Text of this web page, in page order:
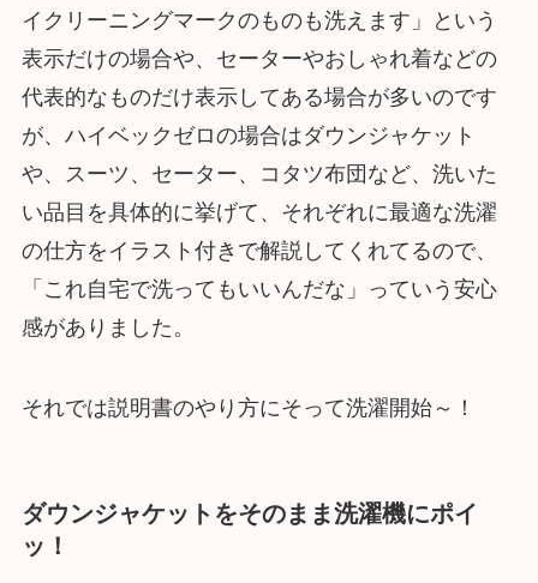
イクリーニングマークのものも洗えます」という
表示だけの場合や、セーターやおしゃれ着などの
代表的なものだけ表示してある場合が多いのです
が、ハイベックゼロの場合はダウンジャケット
や、スーツ、セーター、コタツ布団など、洗いた
い品目を具体的に挙げて、それぞれに最適な洗濯
の仕方をイラスト付きで解説してくれてるので、
「これ自宅で洗ってもいいんだな」っていう安心
感がありました。
それでは説明書のやり方にそって洗濯開始～！
ダウンジャケットをそのまま洗濯機にポイ
ッ！